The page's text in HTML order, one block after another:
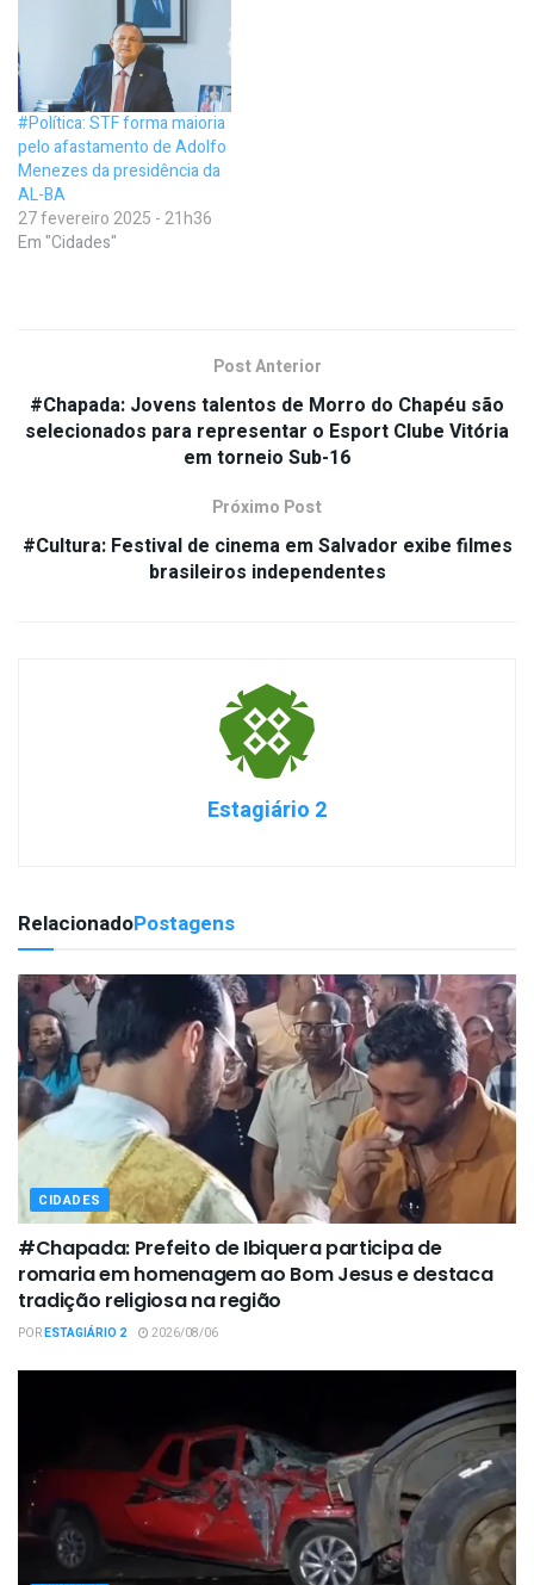
#Política: STF forma maioria
pelo afastamento de Adolfo
Menezes da presidência da
AL-BA
27 fevereiro 2025 - 21h36
Em "Cidades"
Post Anterior
#Chapada: Jovens talentos de Morro do Chapéu são
selecionados para representar o Esport Clube Vitória
em torneio Sub-16
Próximo Post
#Cultura: Festival de cinema em Salvador exibe filmes
brasileiros independentes
Estagiário 2
RelacionadoPostagens
CIDADES
#Chapada: Prefeito de Ibiquera participa de
romaria em homenagem ao Bom Jesus e destaca
tradição religiosa na região
PORESTAGIÁRIO 2 2026/08/06